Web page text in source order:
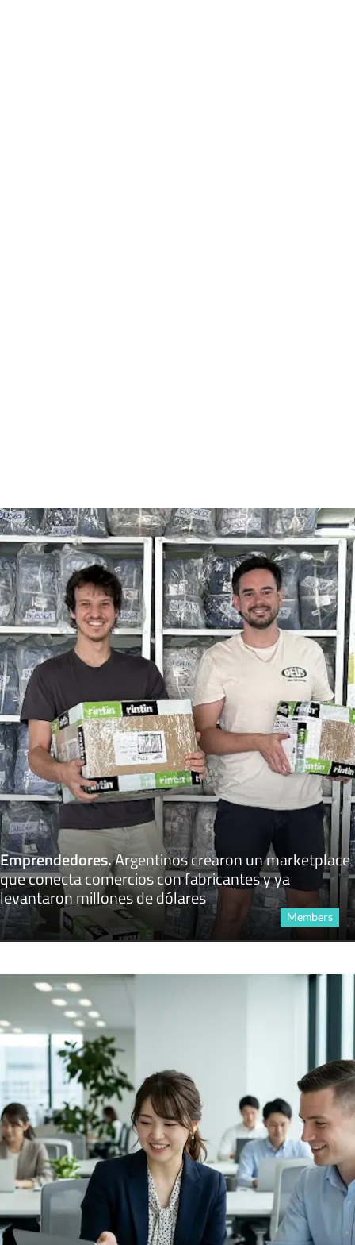
Emprendedores.Argentinos crearon un marketplace
que conecta comercios con fabricantes y ya
levantaron millones de dólares
Members